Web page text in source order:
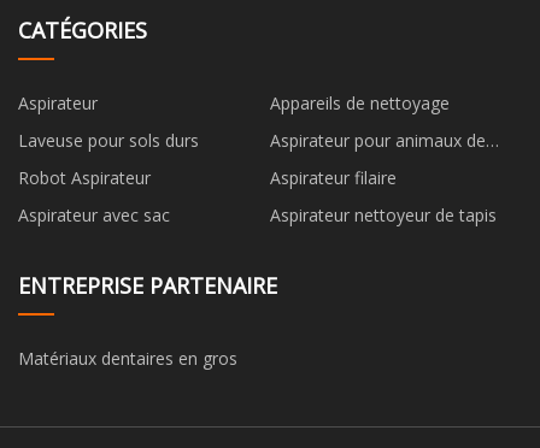
CATÉGORIES
Aspirateur
Appareils de nettoyage
Laveuse pour sols durs
Aspirateur pour animaux de
compagnie
Robot Aspirateur
Aspirateur filaire
Aspirateur avec sac
Aspirateur nettoyeur de tapis
ENTREPRISE PARTENAIRE
Matériaux dentaires en gros